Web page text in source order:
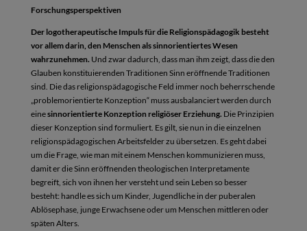
Forschungsperspektiven
Der logotherapeutische Impuls für die Religionspädagogik besteht
vor allem darin, den Menschen als sinnorientiertes Wesen
wahrzunehmen. Und zwar dadurch, dass man ihm zeigt, dass die den
Glauben konstituierenden Traditionen Sinn eröffnende Traditionen
sind. Die das religionspädagogische Feld immer noch beherrschende
„problemorientierte Konzeption“ muss ausbalanciert werden durch
einesinnorientierte Konzeption religiöser Erziehung. Die Prinzipien
dieser Konzeption sind formuliert. Es gilt, sie nun in die einzelnen
religionspädagogischen Arbeitsfelder zu übersetzen. Es geht dabei
um die Frage, wie man mit einem Menschen kommunizieren muss,
damit er die Sinn eröffnenden theologischen Interpretamente
begreift, sich von ihnen her versteht und sein Leben so besser
besteht: handle es sich um Kinder, Jugendliche in der puberalen
Ablösephase, junge Erwachsene oder um Menschen mittleren oder
späten Alters.